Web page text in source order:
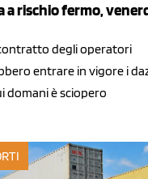
a rischio fermo,
degli operatori
entrare in vigore i
domani è sciopero